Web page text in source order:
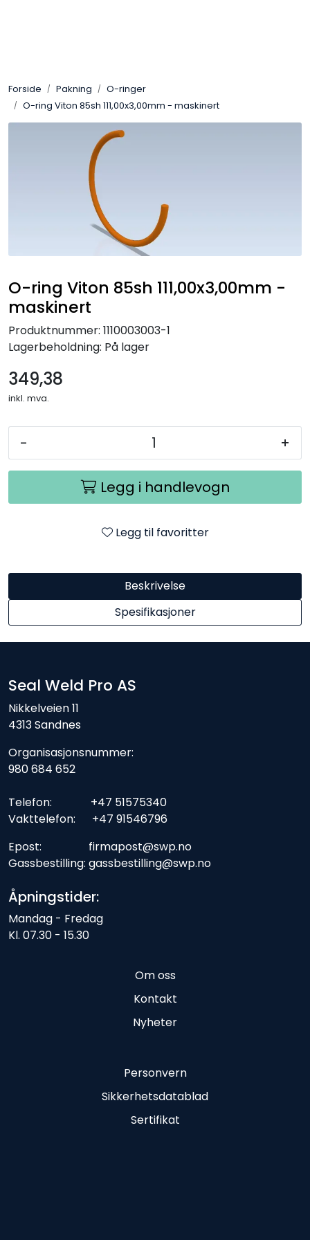
Forside Pakning
O-ringer
O-ring Viton 85sh 111,00x3,00mm - maskinert
O-ring Viton 85sh 111,00x3,00mm -
maskinert
Produktnummer: 1110003003-1
Lagerbeholdning: På lager
349,38
inkl. mva.
- +
Legg i handlevogn
Legg til favoritter
Beskrivelse
Spesifikasjoner
Seal Weld Pro AS
Nikkelveien 11
4313 Sandnes
Organisasjonsnummer:
980 684 652
Telefon: +47 51575340
Vakttelefon: +47 91546796
Epost: firmapost@swp.no
Gassbestilling: gassbestilling@swp.no
Åpningstider:
Mandag - Fredag
Kl. 07.30 - 15.30
Om oss
Kontakt
Nyheter
Personvern
Sikkerhetsdatablad
Sertifikat
Pakning
Industriprodukter